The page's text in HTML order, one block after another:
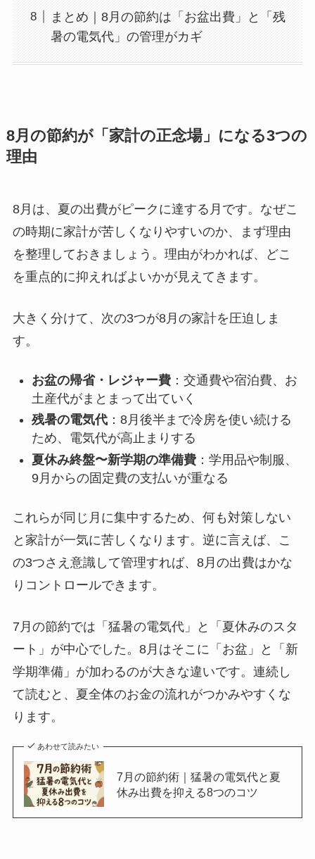
まとめ｜8月の節約は「お盆出費」と「残
暑の電気代」の管理がカギ
8月の節約が「家計の正念場」になる3つの
理由
8月は、夏の出費がピークに達する月です。なぜこ
の時期に家計が苦しくなりやすいのか、まず理由
を整理しておきましょう。理由がわかれば、どこ
を重点的に抑えればよいかが見えてきます。
大きく分けて、次の3つが8月の家計を圧迫しま
す。
お盆の帰省・レジャー費：交通費や宿泊費、お
土産代がまとまって出ていく
残暑の電気代：8月後半まで冷房を使い続ける
ため、電気代が高止まりする
夏休み終盤〜新学期の準備費：学用品や制服、
9月からの固定費の支払いが重なる
これらが同じ月に集中するため、何も対策しない
と家計が一気に苦しくなります。逆に言えば、こ
の3つさえ意識して管理すれば、8月の出費はかな
りコントロールできます。
7月の節約では「猛暑の電気代」と「夏休みのスタ
ート」が中心でした。8月はそこに「お盆」と「新
学期準備」が加わるのが大きな違いです。連続し
て読むと、夏全体のお金の流れがつかみやすくな
ります。
あわせて読みたい
7月の節約術｜猛暑の電気代と夏
休み出費を抑える8つのコツ